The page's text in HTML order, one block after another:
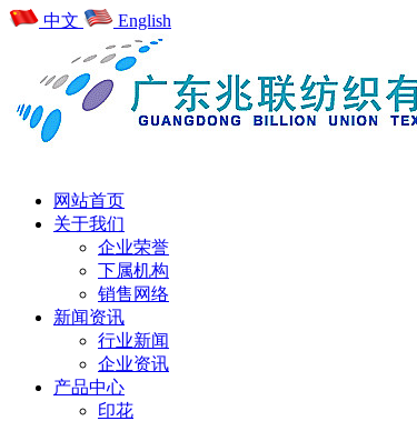
中文 English
网站首页
关于我们
企业荣誉
下属机构
销售网络
新闻资讯
行业新闻
企业资讯
产品中心
印花